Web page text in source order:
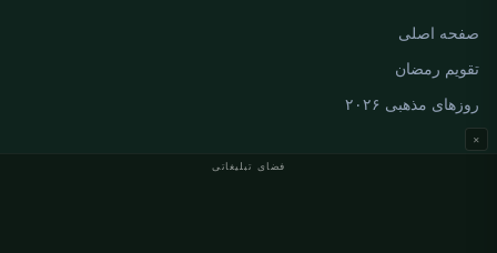
فضای تبلیغاتی
×
صفحه اصلی
تقویم رمضان
روزهای مذهبی ۲۰۲۶